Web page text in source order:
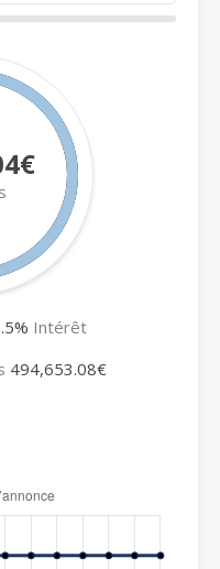
% Intérêt
494,653.08€